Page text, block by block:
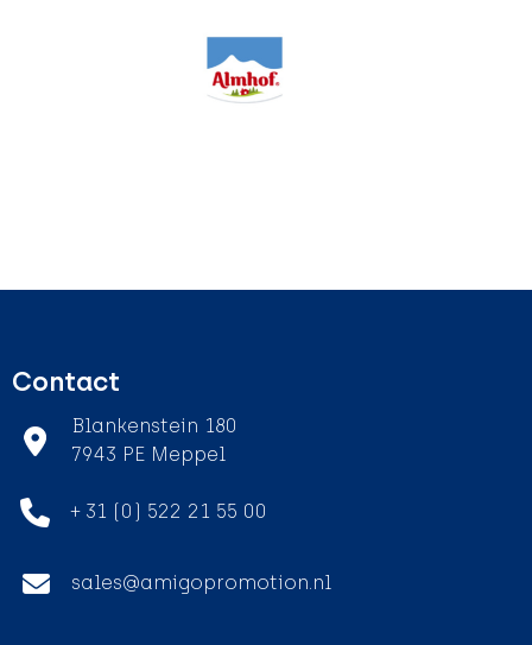
Contact
Blankenstein 180
7943 PE Meppel
+ 31 (0) 522 21 55 00
sales@amigopromotion.nl